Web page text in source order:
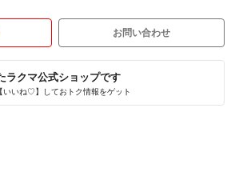
お問い合わせ
ラクマ公式ショップです
いいね♡】しておトク情報をゲット